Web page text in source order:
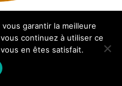
5 septembre 2024
garantir la meilleure
continuez à utiliser ce
en êtes satisfait.